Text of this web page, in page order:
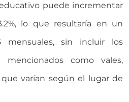
puede incrementar
lo que resultaría en un
mensuales, sin incluir los
mencionados como vales,
varían según el lugar de